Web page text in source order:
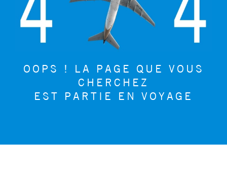
OOPS ! LA PAGE QUE VOUS
CHERCHEZ
EST PARTIE EN VOYAGE